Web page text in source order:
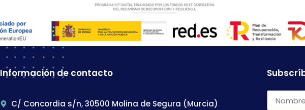
Información de contacto
C/ Concordia s/n, 30500 Molina de Segura (Murcia)